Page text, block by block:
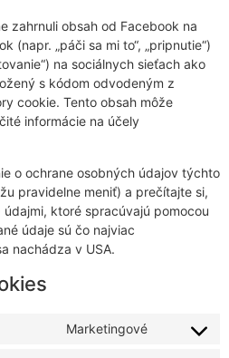
zahrnuli obsah od Facebook na
(napr. „páči sa mi to“, „pripnutie“)
na sociálnych sieťach ako
s kódom odvodeným z
cookie. Tento obsah môže
informácie na účely
o ochrane osobných údajov týchto
pravidelne meniť) a prečítajte si,
ktoré spracúvajú pomocou
údaje sú čo najviac
nachádza v USA.
Marketingové